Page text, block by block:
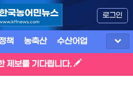
로그인
책 농축산 수산어업
제보를 기다립니다.